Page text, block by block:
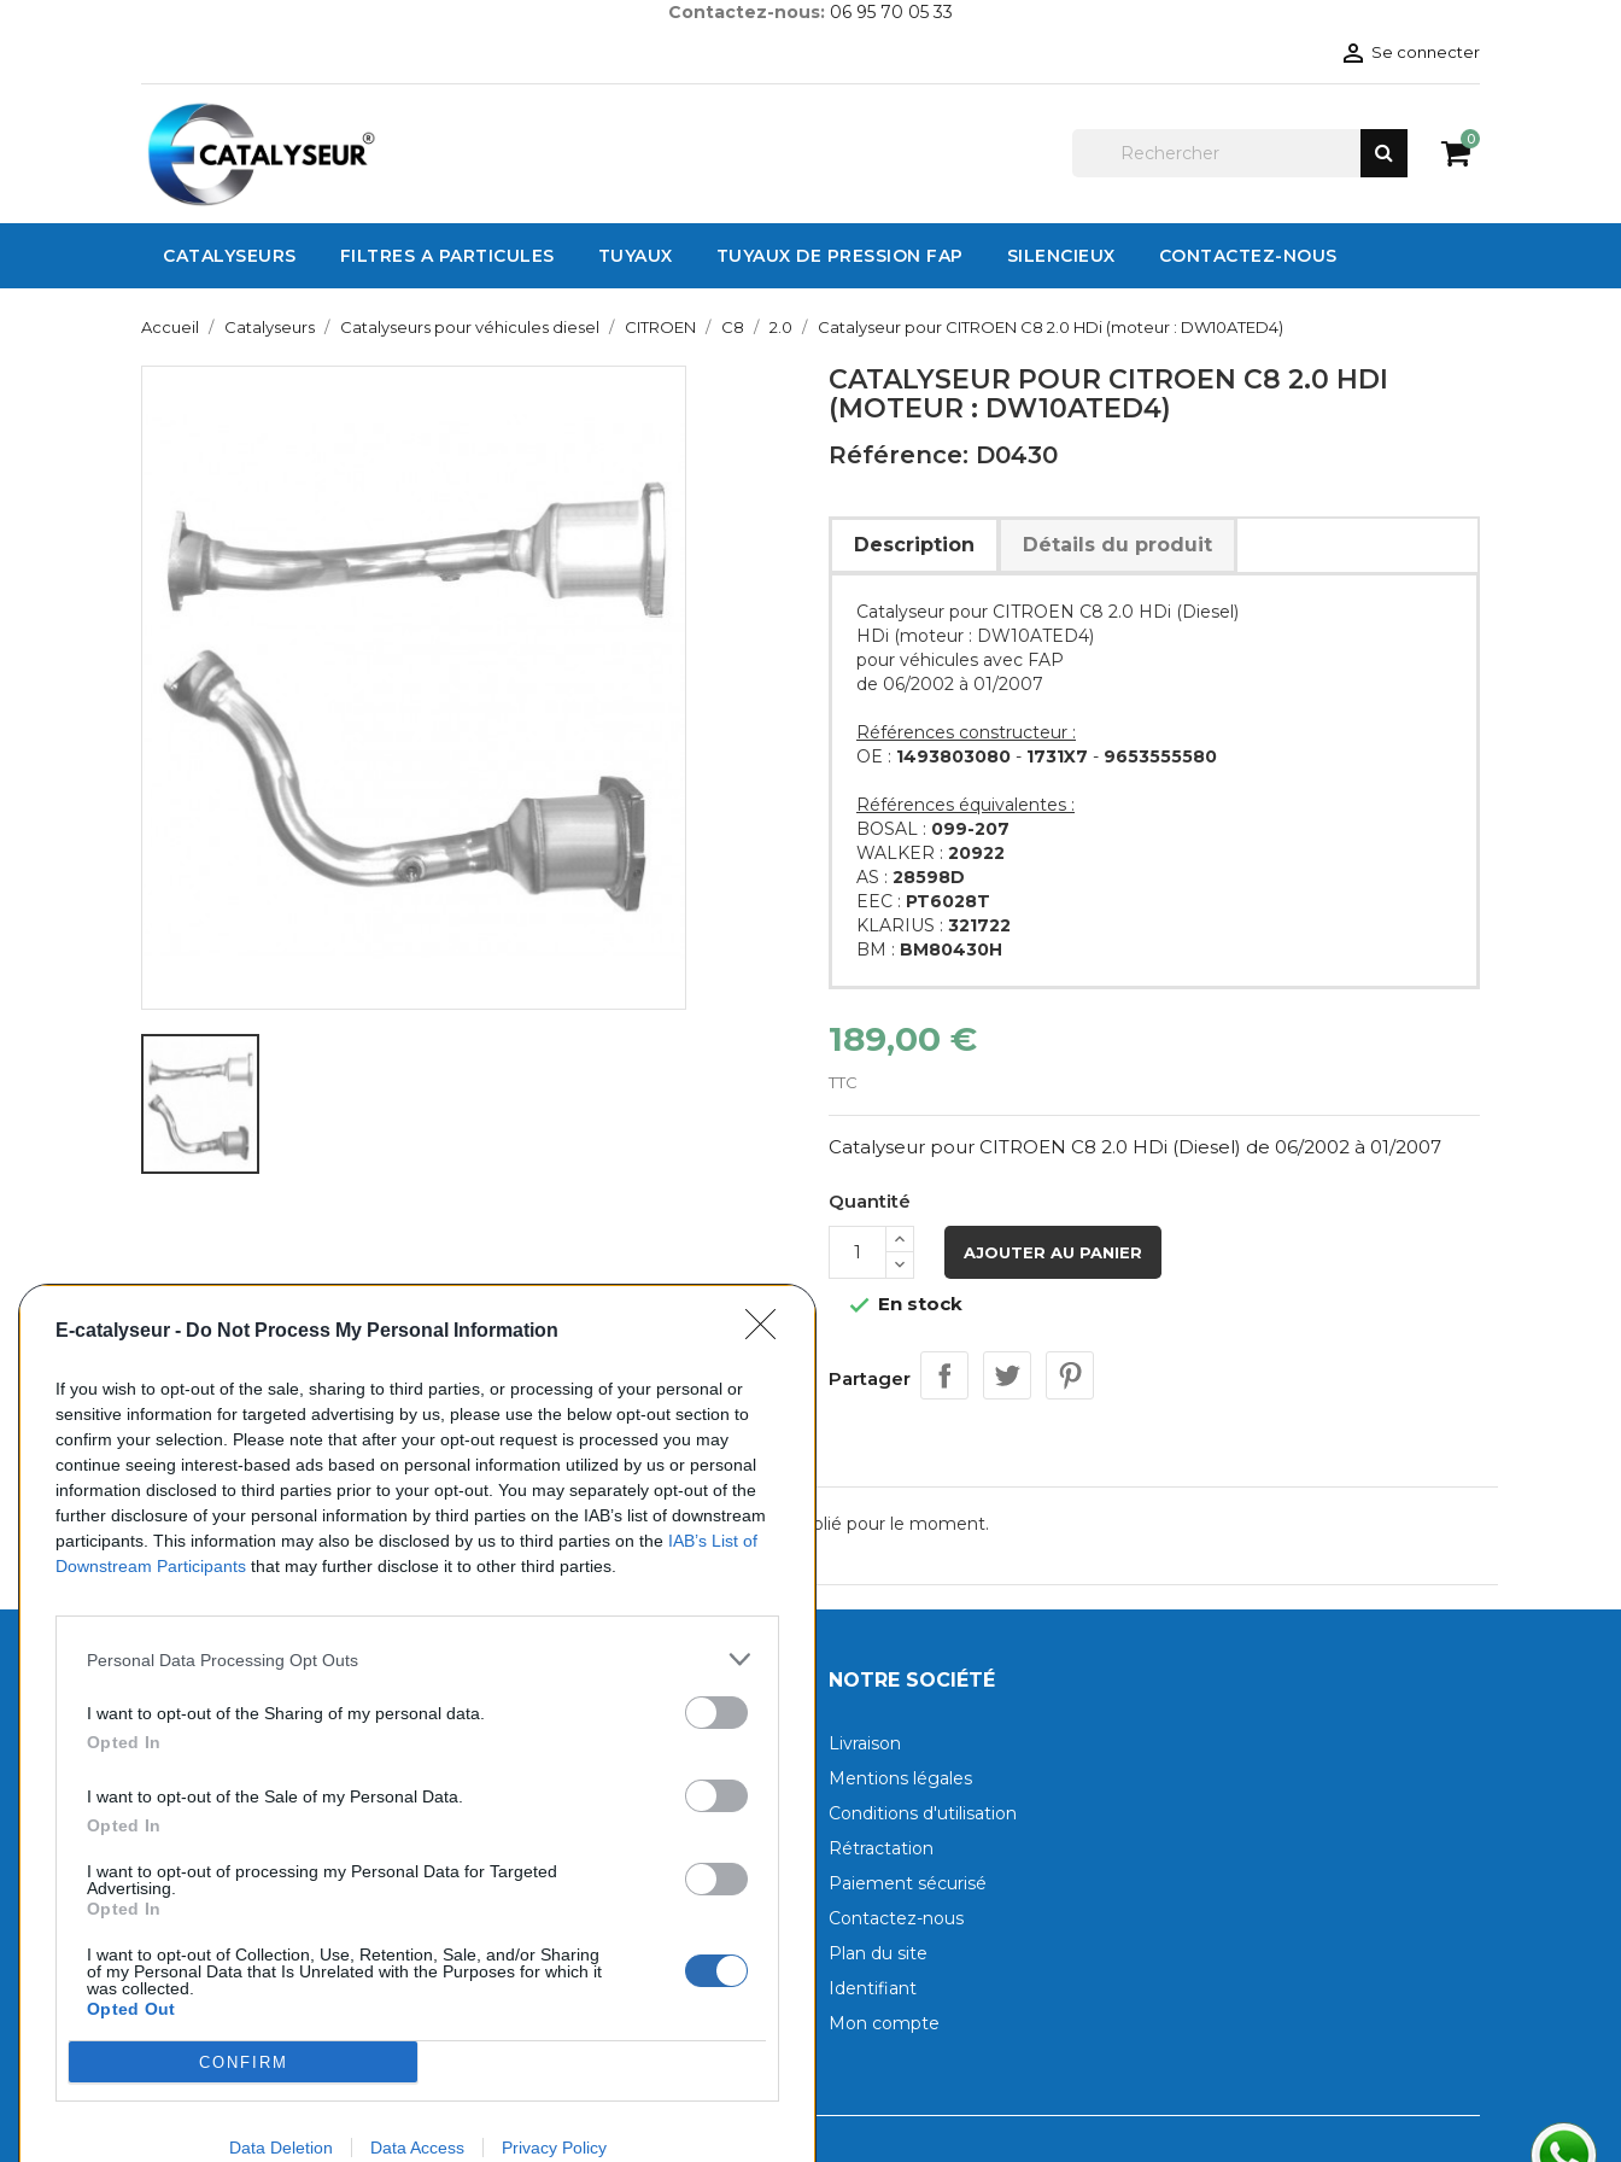
E-catalyseur - Do Not Process My Personal Information
If you wish to opt-out of the sale, sharing to third parties, or processing of your personal or
sensitive information for targeted advertising by us, please use the below opt-out section to
confirm your selection. Please note that after your opt-out request is processed you may
continue seeing interest-based ads based on personal information utilized by us or personal
information disclosed to third parties prior to your opt-out. You may separately opt-out of the
further disclosure of your personal information by third parties on the IAB’s list of downstream
participants. This information may also be disclosed by us to third parties on the IAB’s List of
Downstream Participants that may further disclose it to other third parties.
Personal Data Processing Opt Outs
I want to opt-out of the Sharing of my personal data.
Opted In
I want to opt-out of the Sale of my Personal Data.
Opted In
I want to opt-out of processing my Personal Data for Targeted
Advertising.
Opted In
I want to opt-out of Collection, Use, Retention, Sale, and/or Sharing
of my Personal Data that Is Unrelated with the Purposes for which it
was collected.
Opted Out
CONFIRM
Data Deletion Data Access Privacy Policy
Contactez-nous: 06 95 70 05 33
 Se connecter
0
CATALYSEURS FILTRES A PARTICULES TUYAUX TUYAUX DE PRESSION FAP SILENCIEUX CONTACTEZ-NOUS
Accueil Catalyseurs Catalyseurs pour véhicules diesel CITROEN C8 2.0 Catalyseur pour CITROEN C8 2.0 HDi (moteur : DW10ATED4)
CATALYSEUR POUR CITROEN C8 2.0 HDI
(MOTEUR : DW10ATED4)
Référence: D0430
Description Détails du produit
Catalyseur pour CITROEN C8 2.0 HDi (Diesel)
HDi (moteur : DW10ATED4)
pour véhicules avec FAP
de 06/2002 à 01/2007
Références constructeur :
OE : 1493803080 - 1731X7 - 9653555580
Références équivalentes :
BOSAL : 099-207
WALKER : 20922
AS : 28598D
EEC : PT6028T
KLARIUS : 321722
BM : BM80430H
189,00 €
TTC
Catalyseur pour CITROEN C8 2.0 HDi (Diesel) de 06/2002 à 01/2007
Quantité
AJOUTER AU PANIER
 En stock
Partager
Commentaires (0)
Aucun avis n'a été publié pour le moment.
TÉLÉPHONE:
COURRIEL :
NOTRE SOCIÉTÉ
Livraison
Mentions légales
Conditions d'utilisation
Rétractation
Paiement sécurisé
Contactez-nous
Plan du site
Identifiant
Mon compte